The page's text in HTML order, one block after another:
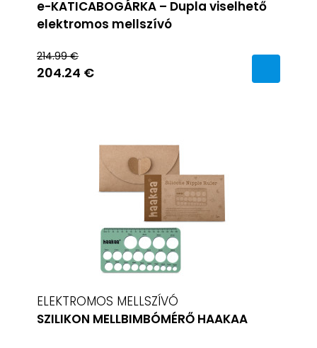
e-KATICABOGÁRKA – Dupla viselhető
elektromos mellszívó
214.99 €
204.24 €
ELEKTROMOS MELLSZÍVÓ
SZILIKON MELLBIMBÓMÉRŐ HAAKAA